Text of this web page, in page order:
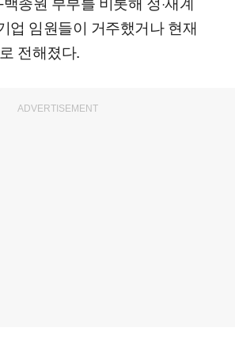
업 임원들이 거주했거나 현재
전해졌다.
ADVERTISEMENT